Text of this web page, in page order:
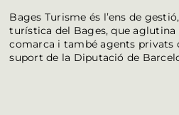
Bages Turisme és l’ens de
turística del Bages, que aglutina
comarca i també agents
suport de la Diputació de